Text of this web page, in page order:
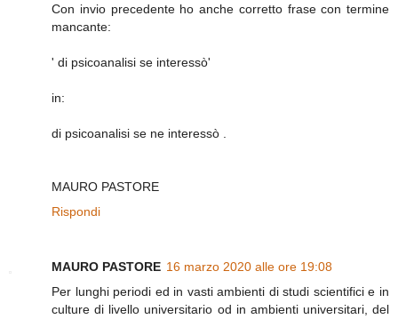
Con invio precedente ho anche corretto frase con termine
mancante:
' di psicoanalisi se interessò'
in:
di psicoanalisi se ne interessò .
MAURO PASTORE
Rispondi
MAURO PASTORE 16 marzo 2020 alle ore 19:08
Per lunghi periodi ed in vasti ambienti di studi scientifici e in
culture di livello universitario od in ambienti universitari, del